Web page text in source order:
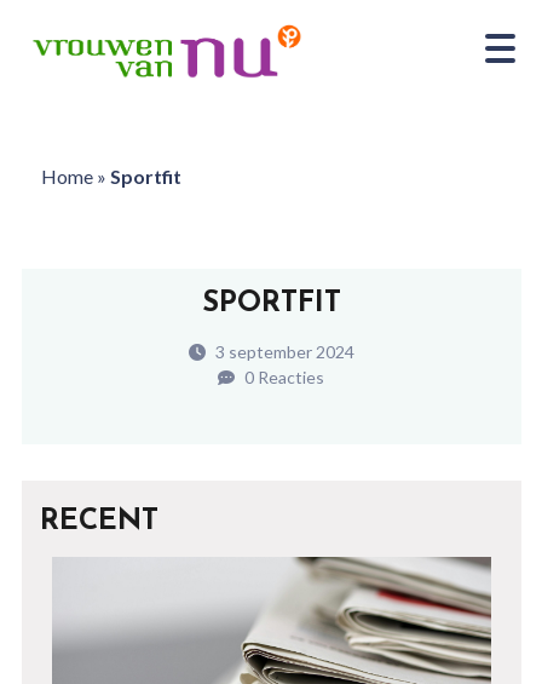
Home» Sportfit
SPORTFIT
3 september 2024
0 Reacties
RECENT